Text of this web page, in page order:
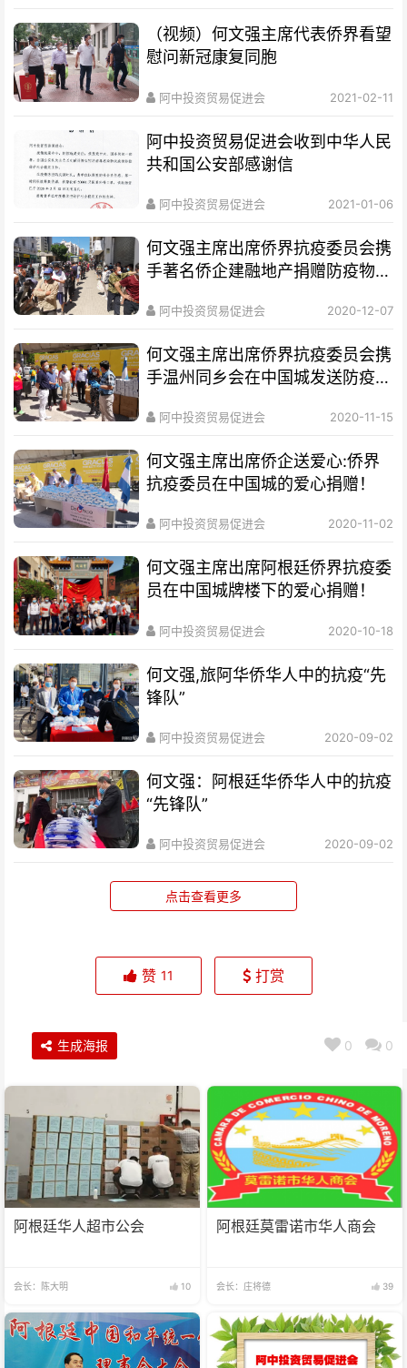
（视频）何文强主席代表侨界看望
慰问新冠康复同胞
阿中投资贸易促进会 2021-02-11
阿中投资贸易促进会收到中华人民
共和国公安部感谢信
阿中投资贸易促进会 2021-01-06
何文强主席出席侨界抗疫委员会携
手著名侨企建融地产捐赠防疫物资
阿中投资贸易促进会 2020-12-07
何文强主席出席侨界抗疫委员会携
手温州同乡会在中国城发送防疫物
阿中投资贸易促进会 2020-11-15
何文强主席出席侨企送爱心:侨界
抗疫委员在中国城的爱心捐赠！
阿中投资贸易促进会 2020-11-02
何文强主席出席阿根廷侨界抗疫委
员在中国城牌楼下的爱心捐赠！
阿中投资贸易促进会 2020-10-18
何文强,旅阿华侨华人中的抗疫“先
锋队”
阿中投资贸易促进会 2020-09-02
何文强：阿根廷华侨华人中的抗疫
“先锋队”
阿中投资贸易促进会 2020-09-02
点击查看更多
赞 11 打赏
0 0
生成海报
阿根廷华人超市公会
会长：陈大明 10
阿根廷莫雷诺市华人商会
会长：庄将德 39